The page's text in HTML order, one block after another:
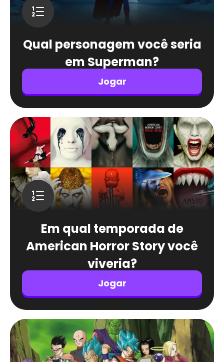
Qual personagem você seria
em Superman?
Jogar
Em qual temporada de
American Horror Story você
viveria?
Jogar